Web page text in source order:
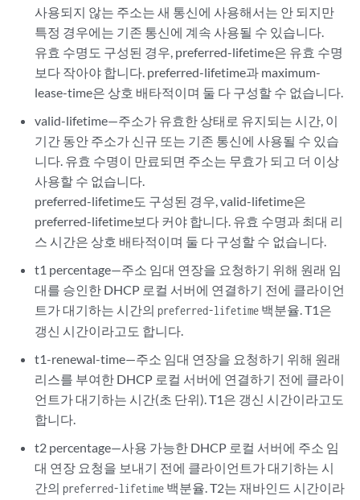
사용되지 않는 주소는 새 통신에 사용해서는 안 되지만
특정 경우에는 기존 통신에 계속 사용될 수 있습니다.
유효 수명도 구성된 경우, preferred-lifetime은 유효 수명
보다 작아야 합니다. preferred-lifetime과 maximum-
lease-time은 상호 배타적이며 둘 다 구성할 수 없습니다.
valid-lifetime—주소가 유효한 상태로 유지되는 시간, 이
기간 동안 주소가 신규 또는 기존 통신에 사용될 수 있습
니다. 유효 수명이 만료되면 주소는 무효가 되고 더 이상
사용할 수 없습니다.
preferred-lifetime도 구성된 경우, valid-lifetime은
preferred-lifetime보다 커야 합니다. 유효 수명과 최대 리
스 시간은 상호 배타적이며 둘 다 구성할 수 없습니다.
t1 percentage—주소 임대 연장을 요청하기 위해 원래 임
대를 승인한 DHCP 로컬 서버에 연결하기 전에 클라이언
트가 대기하는 시간의preferred-lifetime 백분율. T1은
갱신 시간이라고도 합니다.
t1-renewal-time—주소 임대 연장을 요청하기 위해 원래
리스를 부여한 DHCP 로컬 서버에 연결하기 전에 클라이
언트가 대기하는 시간(초 단위). T1은 갱신 시간이라고도
합니다.
t2 percentage—사용 가능한 DHCP 로컬 서버에 주소 임
대 연장 요청을 보내기 전에 클라이언트가 대기하는 시
간의preferred-lifetime 백분율. T2는 재바인드 시간이라